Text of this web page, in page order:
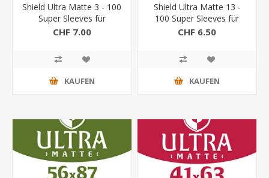
Shield Ultra Matte 3 - 100
Super Sleeves für
Kartengrösse 45 x 68
CHF 7.00
KAUFEN
Shield Ultra Matte 13 -
100 Super Sleeves für
Kartengrösse 66,6 x 92
CHF 6.50
KAUFEN